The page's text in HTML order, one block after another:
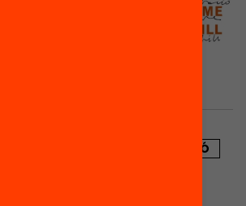
reunions de nivell a l’escola
per Isabel Corral
PUBLICACIÓ